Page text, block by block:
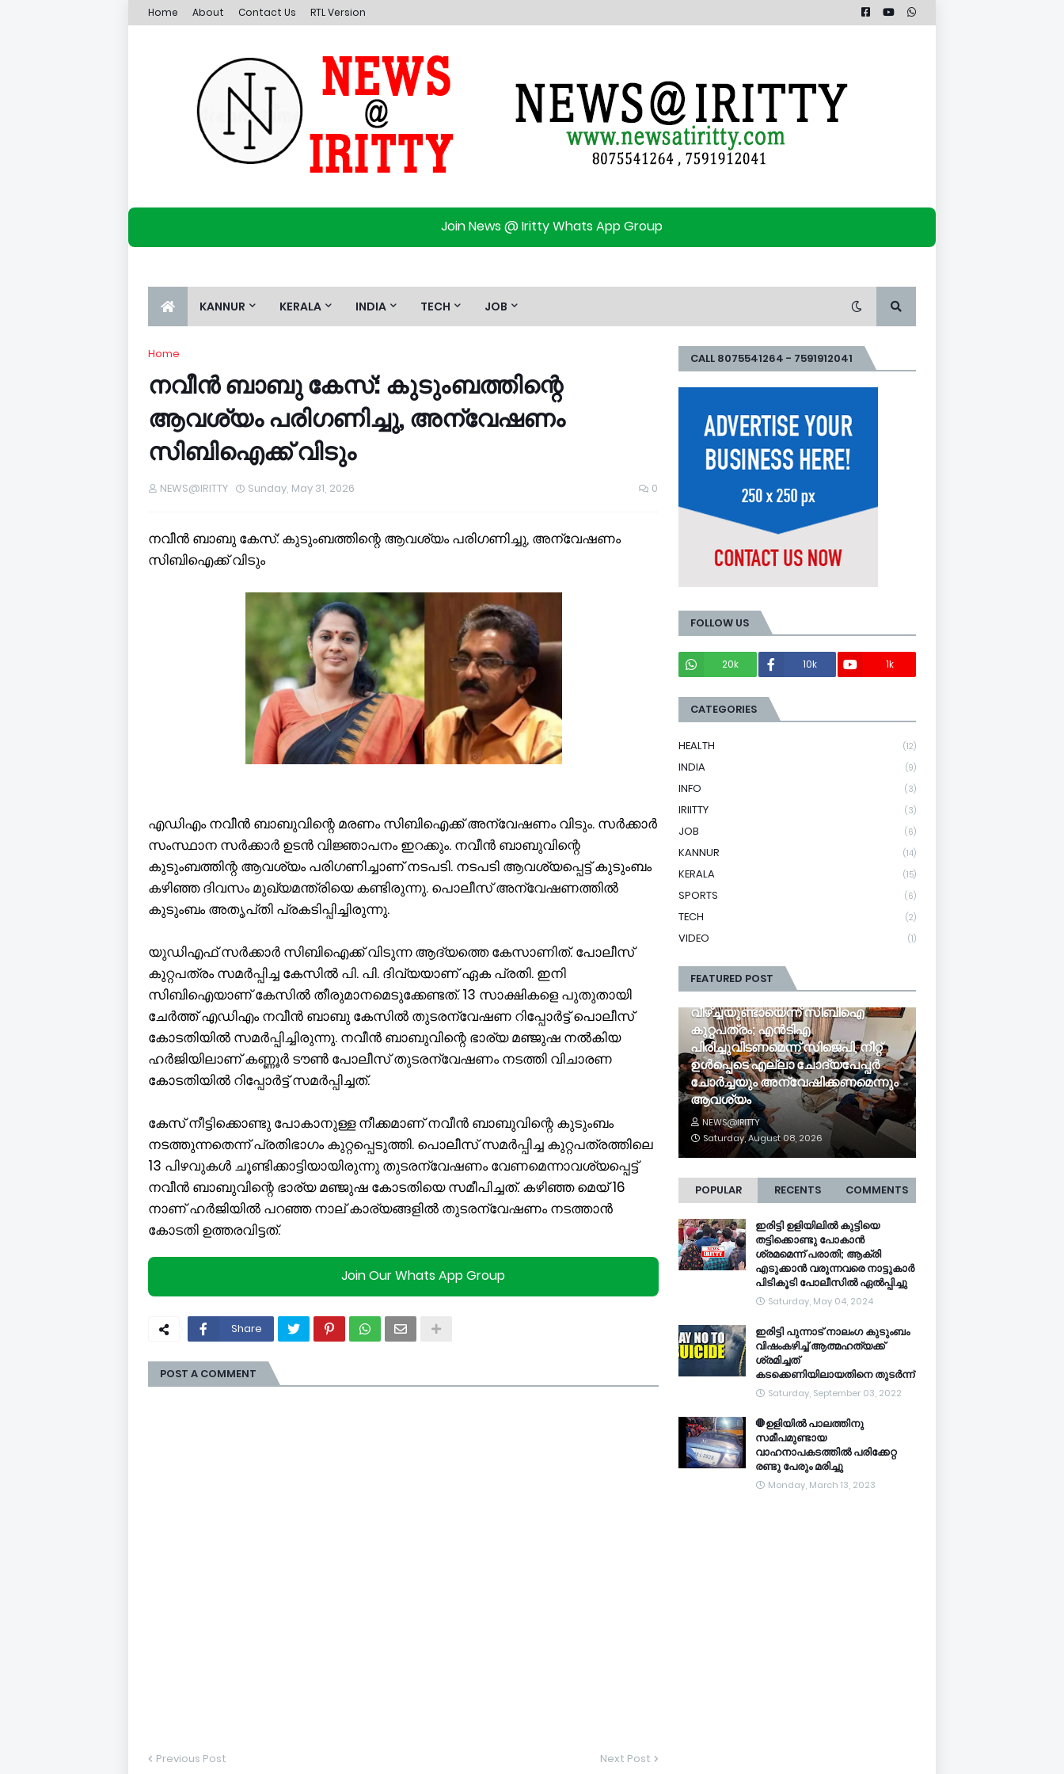
Home About Contact Us RTL Version
Join News @ Iritty Whats App Group
KANNUR KERALA INDIA TECH JOB
Home
നവീൻ ബാബു കേസ്: കുടുംബത്തിന്റെ
ആവശ്യം പരി​ഗണിച്ചു, അന്വേഷണം
സിബിഐക്ക് വിടും
NEWS@IRITTY Sunday, May 31, 2026 0
നവീൻ ബാബു കേസ്: കുടുംബത്തിന്റെ ആവശ്യം പരി​ഗണിച്ചു, അന്വേഷണം
സിബിഐക്ക് വിടും
എഡിഎം നവീൻ ബാബുവിന്റെ മരണം സിബിഐക്ക് അന്വേഷണം വിടും. സർക്കാർ
സംസ്ഥാന സർക്കാർ ഉടൻ വിജ്ഞാപനം ഇറക്കും. നവീൻ ബാബുവിന്റെ
കുടുംബത്തിന്റ ആവശ്യം പരിഗണിച്ചാണ് നടപടി. നടപടി ആവശ്യപ്പെട്ട് കുടുംബം
കഴിഞ്ഞ ദിവസം മുഖ്യമന്ത്രിയെ കണ്ടിരുന്നു. പൊലീസ് അന്വേഷണത്തിൽ
കുടുംബം അതൃപ്‌തി പ്രകടിപ്പിച്ചിരുന്നു.
യുഡിഎഫ് സർക്കാർ സിബിഐക്ക് വിടുന്ന ആദ്യത്തെ കേസാണിത്. പോലീസ്
കുറ്റപത്രം സമർപ്പിച്ച കേസിൽ പി. പി. ദിവ്യയാണ് ഏക പ്രതി. ഇനി
സിബിഐയാണ് കേസിൽ തീരുമാനമെടുക്കേണ്ടത്. 13 സാക്ഷികളെ പുതുതായി
ചേർത്ത് എഡിഎം നവീൻ ബാബു കേസിൽ തുടരന്വേഷണ റിപ്പോർട്ട് പൊലീസ്
കോടതിയിൽ സമർപ്പിച്ചിരുന്നു. നവീൻ ബാബുവിന്റെ ഭാര്യ മഞ്ജുഷ നൽകിയ
ഹർജിയിലാണ് കണ്ണൂർ ടൗൺ പോലീസ് തുടരന്വേഷണം നടത്തി വിചാരണ
കോടതിയിൽ റിപ്പോർട്ട് സമർപ്പിച്ചത്.
കേസ് നീട്ടിക്കൊണ്ടു പോകാനുള്ള നീക്കമാണ് നവീൻ ബാബുവിന്റെ കുടുംബം
നടത്തുന്നതെന്ന് പ്രതിഭാഗം കുറ്റപ്പെടുത്തി. പൊലീസ് സമർപ്പിച്ച കുറ്റപത്രത്തിലെ
13 പിഴവുകൾ ചൂണ്ടിക്കാട്ടിയായിരുന്നു തുടരന്വേഷണം വേണമെന്നാവശ്യപ്പെട്ട്
നവീൻ ബാബുവിന്റെ ഭാര്യ മഞ്ജുഷ കോടതിയെ സമീപിച്ചത്. കഴിഞ്ഞ മെയ് 16
നാണ് ഹർജിയിൽ പറഞ്ഞ നാല് കാര്യങ്ങളിൽ തുടരന്വേഷണം നടത്താൻ
കോടതി ഉത്തരവിട്ടത്.
Join Our Whats App Group
Share
POST A COMMENT
Previous Post Next Post
CALL 8075541264 - 7591912041
FOLLOW US
20k
10k 1k
CATEGORIES
HEALTH (12)
INDIA (9)
INFO (3)
IRIITTY (3)
JOB (6)
KANNUR (14)
KERALA (15)
SPORTS (6)
TECH (2)
VIDEO (1)
FEATURED POST
എൻടിഎയിൽ സൂക്ഷ
വീഴ്ച്ചയുണ്ടായെന്ന് സിബിഐ
കുറ്റപത്രം; എൻടിഎ
പിരിച്ചുവിടണമെന്ന് സിജെപി, നീറ്റ്
ഉൾപ്പെടെ എല്ലാ ചോദ്യപേപ്പർ
ചോർച്ചയും അന്വേഷിക്കണമെന്നും
ആവശ്യം
NEWS@IRITTY
Saturday, August 08, 2026
POPULAR RECENTS COMMENTS
ഇരിട്ടി ഉളിയിലിൽ കുട്ടിയെ
തട്ടിക്കൊണ്ടു പോകാൻ
ശ്രമമെന്ന് പരാതി; ആക്രി
എടുക്കാൻ വരുന്നവരെ നാട്ടുകാർ
പിടികൂടി പോലീസിൽ ഏൽപ്പിച്ചു
Saturday, May 04, 2024
ഇരിട്ടി പുന്നാട് നാലംഗ കുടുംബം
വിഷംകഴിച്ച്‌ ആത്മഹത്യക്ക്
ശ്രമിച്ചത്
കടക്കെണിയിലായതിനെ തുടർന്ന്
Saturday, September 03, 2022
🛑ഉളിയിൽ പാലത്തിനു
സമീപമുണ്ടായ
വാഹനാപകടത്തിൽ പരിക്കേറ്റ
രണ്ടു പേരും മരിച്ചു
Monday, March 13, 2023